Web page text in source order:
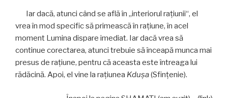
Iar dacă, atunci când se află în „interiorul raţiunii“, el
vrea în mod specific să primească în raţiune, în acel
moment Lumina dispare imediat. Iar dacă vrea să
continue corectarea, atunci trebuie să înceapă munca mai
presus de raţiune, pentru că aceasta este întreaga lui
rădăcină. Apoi, el vine la raţiunea Kduşa(Sfinţenie).